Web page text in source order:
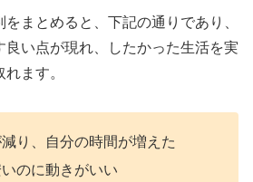
まとめると、下記の通りであり、
良い点が現れ、したかった生活を実
ます。
り、自分の時間が増えた
のに動きがいい